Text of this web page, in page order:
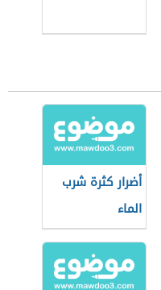
أضرار كثرة شرب
الماء